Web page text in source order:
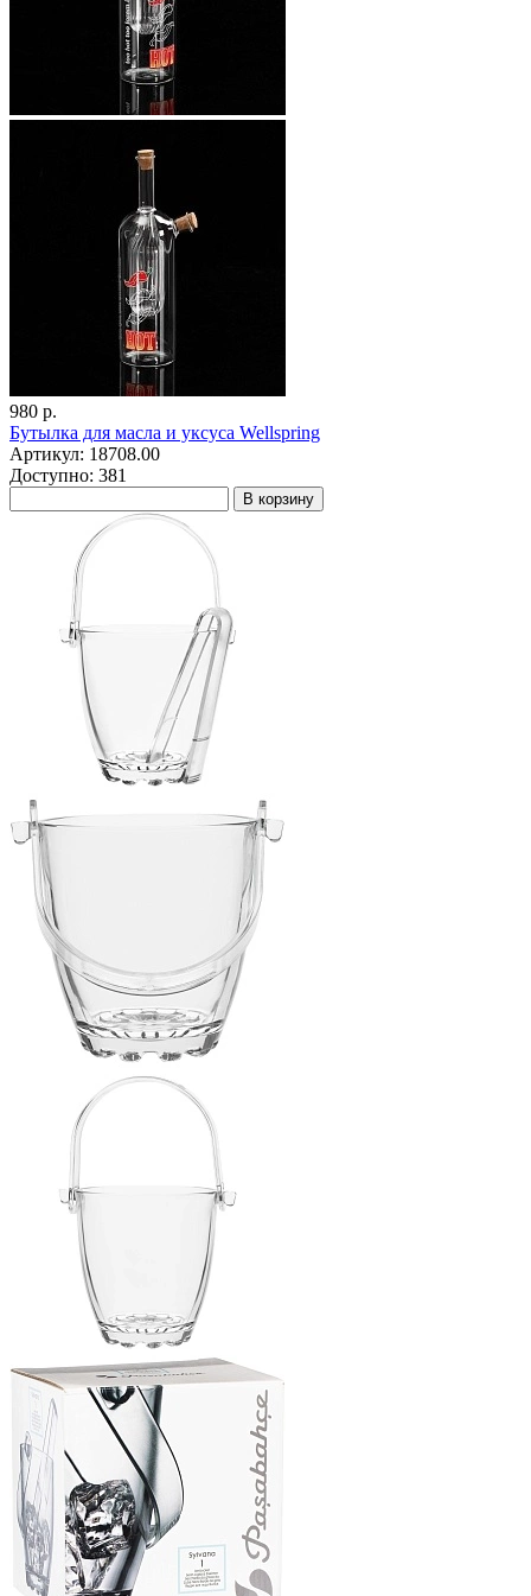
980 р.
Бутылка для масла и уксуса Wellspring
Артикул: 18708.00
Доступно: 381
В корзину